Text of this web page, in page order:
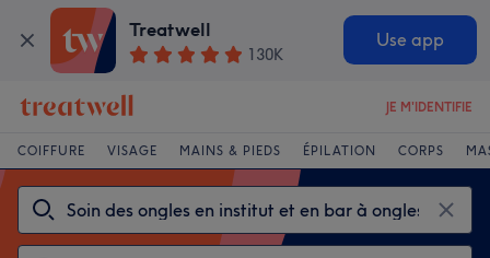
Treatwell
130K
Use app
JE M'IDENTIFIE
COIFFURE VISAGE MAINS & PIEDS ÉPILATION CORPS